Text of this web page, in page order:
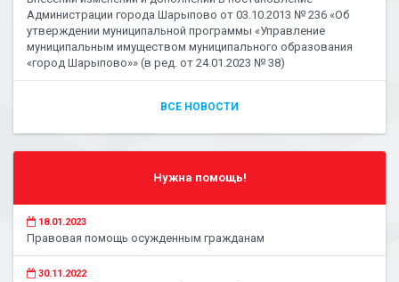
Администрации города Шарыпово от 03.10.2013 № 236 «Об
утверждении муниципальной программы «Управление
муниципальным имуществом муниципального образования
«город Шарыпово»» (в ред. от 24.01.2023 № 38)
ВСЕ НОВОСТИ
Нужна помощь!
18.01.2023
Правовая помощь осужденным гражданам
30.11.2022